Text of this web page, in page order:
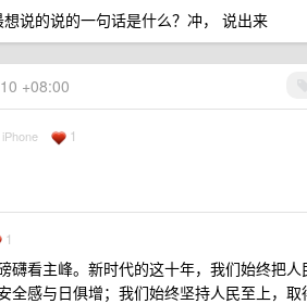
说的说的一句话是什么？冲， 说出来
+08:00
1
1
礴看主峰。新时代的这十年，我们始终把
全感与日俱增；我们始终坚持人民至上，